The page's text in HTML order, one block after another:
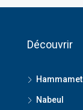
Découvrir
Hammamet
Nabeul